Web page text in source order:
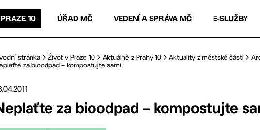
10 ÚŘAD MČ VEDENÍ A SPRÁVA MČ E-SLUŽBY
stránka Život v Praze 10 Aktuálně z Prahy 10 Aktuality z městské části
za bioodpad – kompostujte sami!
za bioodpad – kompostujte